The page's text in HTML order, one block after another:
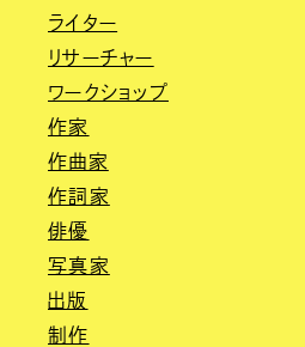
ライター
リサーチャー
ワークショップ
作家
作曲家
作詞家
俳優
写真家
出版
制作